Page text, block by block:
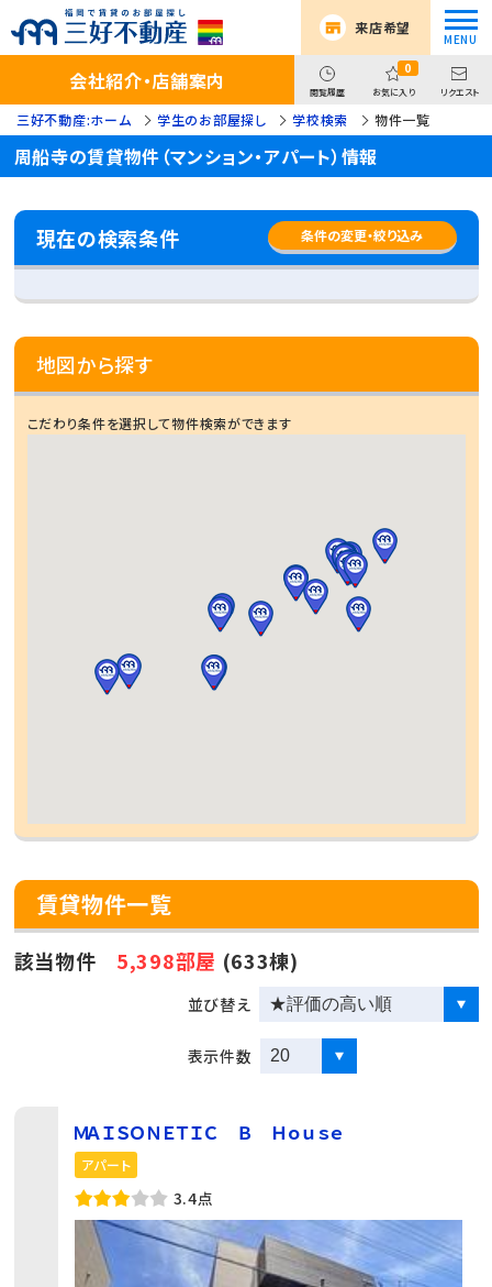
来店希望
会社紹介・店舗案内 閲覧履歴
0
お気に入り リクエスト
三好不動産:ホーム 学生のお部屋探し 学校検索 物件一覧
周船寺の賃貸物件（マンション・アパート）情報
賃貸物件一覧
該当物件 5,398部屋 (633棟)
並び替え
表示件数
ＭＡＩＳＯＮＥＴＩＣ Ｂ Ｈｏｕｓｅ
アパート
3.4点
現在の検索条件 条件の変更・絞り込み
地図から探す
こだわり条件を選択して物件検索ができます